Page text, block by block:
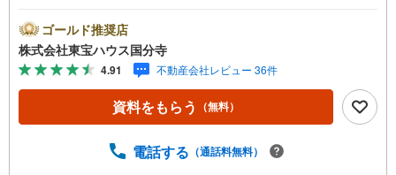
のご連絡をおすすめいたします。「室内・現地を見学す
る」ボタンよりご予約いただくと、スムーズにご案内可能
です。事前に鍵の手配や内覧準備が必要な場合がございま
すのでご了承ください。◆TOHO HOUSE CLUB◆弊社で売
買いただいたお客様はTOHO HOUSE CLUBにご加入いただ
けます。10～20、30年後のリフォーム、保険やローンの見
ご提供いたします。◆FPによるライフサポート◆専属ファ
ゴールド推奨店
株式会社東宝ハウス国分寺
4.91 不動産会社レビュー 36件
資料をもらう （無料）
電話する （通話料無料）